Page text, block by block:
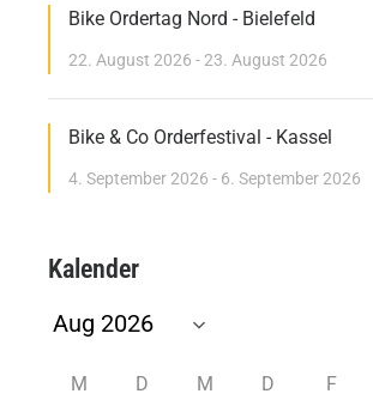
Bike Ordertag Nord - Bielefeld
22. August 2026 - 23. August 2026
Bike & Co Orderfestival - Kassel
4. September 2026 - 6. September 2026
Kalender
M D M D F